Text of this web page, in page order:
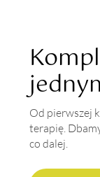
Od pierwszej
terapię.
co dalej.